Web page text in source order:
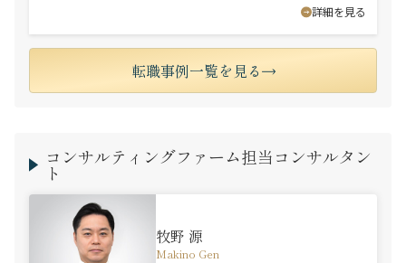
詳細を見る
転職事例一覧を見る
コンサルティングファーム担当コンサルタン
ト
牧野 源
Makino Gen